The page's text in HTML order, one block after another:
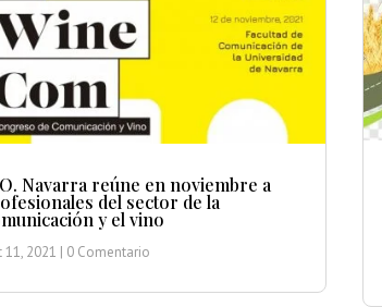
Navarra reúne en noviembre a
del sector de la
y el vino
11, 2021 | 0 Comentario